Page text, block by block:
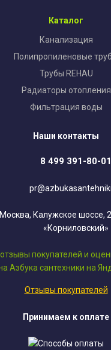
Каталог
Канализация
Полипропиленовые
Трубы REHAU
Радиаторы отопления
Фильтрация воды
Наши контакты
8 499 391-80-01
Москва, Калужское шоссе,
«Корниловский»
Отзывы покупателей
Принимаем к оплате